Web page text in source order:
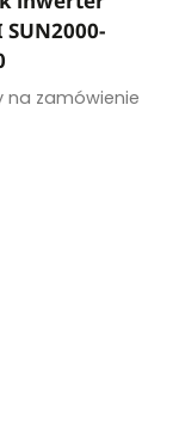
SUN2000-
na zamówienie